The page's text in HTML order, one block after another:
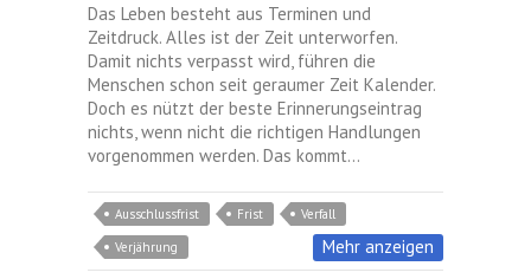
Das Leben besteht aus Terminen und
Zeitdruck. Alles ist der Zeit unterworfen.
Damit nichts verpasst wird, führen die
Menschen schon seit geraumer Zeit Kalender.
Doch es nützt der beste Erinnerungseintrag
nichts, wenn nicht die richtigen Handlungen
vorgenommen werden. Das kommt…
Ausschlussfrist Frist
Verfall
Verjährung
Mehr anzeigen